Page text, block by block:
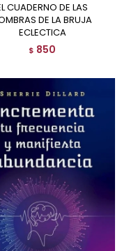
DE LA BRUJA
ECLECTICA
$ 850